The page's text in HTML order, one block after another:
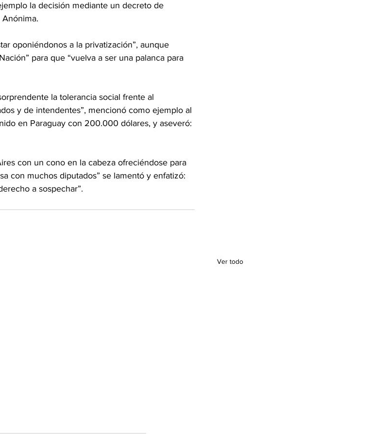
la decisión mediante un decreto de
oponiéndonos a la privatización”, aunque
para que “vuelva a ser una palanca para
la tolerancia social frente al
y de intendentes”, mencionó como ejemplo al
en Paraguay con 200.000 dólares, y aseveró:
con un cono en la cabeza ofreciéndose para
con muchos diputados” se lamentó y enfatizó:
a sospechar”.
Ver todo